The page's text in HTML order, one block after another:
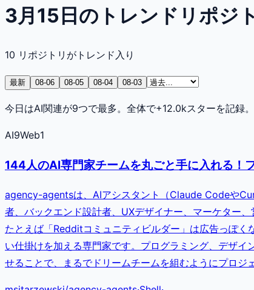
3月15日のトレンドリポジ
10 リポジトリがトレンド入り
最新 08-06 08-05 08-04 08-03
今日はAI関連が9つで最多。全体で+12.0kスターを記録。
AI9Web1
144人のAI専門家チームを丸ごと手に入れる
agency-agentsは、AIアシスタント（Claude Codeや
者、バックエンド設計者、UXデザイナー、マーケター
たとえば「Redditコミュニティビルダー」は広告っぽ
い仕掛けを加える専門家です。プログラミング、デザ
せることで、まるでドリームチームを組むようにプロジ